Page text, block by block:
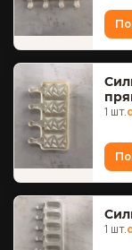
1 шт.
1 шт.